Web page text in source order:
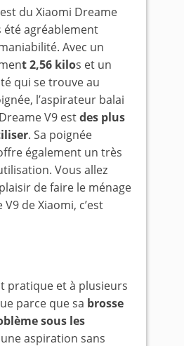
du Xiaomi Dreame
été agréablement
Avec un
t 2,56 kilos et un
qui se trouve au
l’aspirateur balai
V9 estdes plus
. Sa poignée
également un très
Vous allez
de faire le ménage
de Xiaomi, c’est
pratique et à plusieurs
parce que sa brosse
sous les
aspiration sans